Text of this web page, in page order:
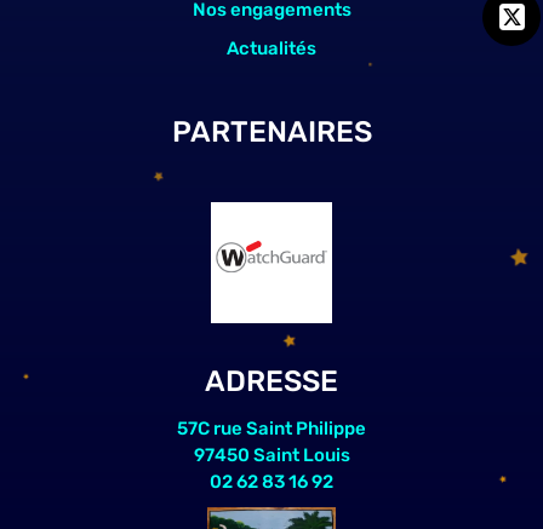
Nos engagements
Actualités
PARTENAIRES
ADRESSE
57C rue Saint Philippe
97450 Saint Louis
02 62 83 16 92